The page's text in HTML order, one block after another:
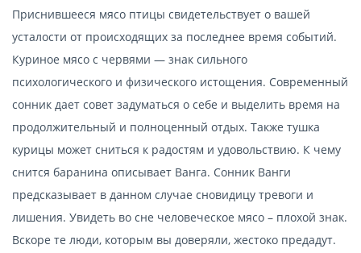
Приснившееся мясо птицы свидетельствует о вашей
усталости от происходящих за последнее время событий.
Куриное мясо с червями — знак сильного
психологического и физического истощения. Современный
сонник дает совет задуматься о себе и выделить время на
продолжительный и полноценный отдых. Также тушка
курицы может сниться к радостям и удовольствию. К чему
снится баранина описывает Ванга. Сонник Ванги
предсказывает в данном случае сновидицу тревоги и
лишения. Увидеть во сне человеческое мясо – плохой знак.
Вскоре те люди, которым вы доверяли, жестоко предадут.